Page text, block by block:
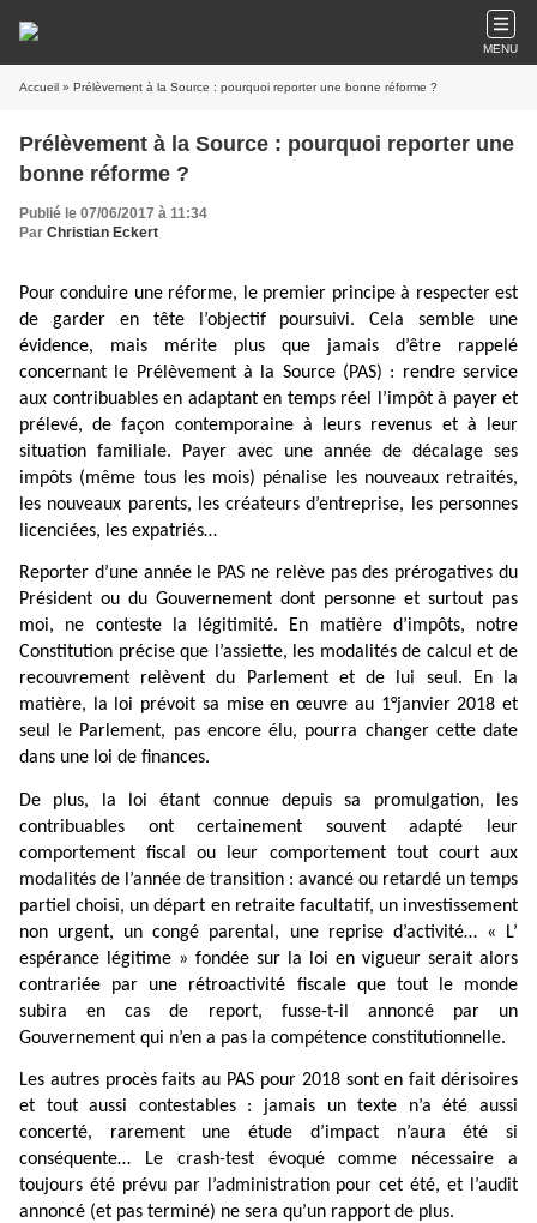
MENU
Accueil » Prélèvement à la Source : pourquoi reporter une bonne réforme ?
Prélèvement à la Source : pourquoi reporter une
bonne réforme ?
Publié le 07/06/2017 à 11:34
Par Christian Eckert
Pour conduire une réforme, le premier principe à respecter est
de garder en tête l’objectif poursuivi. Cela semble une
évidence, mais mérite plus que jamais d’être rappelé
concernant le Prélèvement à la Source (PAS) : rendre service
aux contribuables en adaptant en temps réel l’impôt à payer et
prélevé, de façon contemporaine à leurs revenus et à leur
situation familiale. Payer avec une année de décalage ses
impôts (même tous les mois) pénalise les nouveaux retraités,
les nouveaux parents, les créateurs d’entreprise, les personnes
licenciées, les expatriés…
Reporter d’une année le PAS ne relève pas des prérogatives du
Président ou du Gouvernement dont personne et surtout pas
moi, ne conteste la légitimité. En matière d’impôts, notre
Constitution précise que l’assiette, les modalités de calcul et de
recouvrement relèvent du Parlement et de lui seul. En la
matière, la loi prévoit sa mise en œuvre au 1°janvier 2018 et
seul le Parlement, pas encore élu, pourra changer cette date
dans une loi de finances.
De plus, la loi étant connue depuis sa promulgation, les
contribuables ont certainement souvent adapté leur
comportement fiscal ou leur comportement tout court aux
modalités de l’année de transition : avancé ou retardé un temps
partiel choisi, un départ en retraite facultatif, un investissement
non urgent, un congé parental, une reprise d’activité… « L’
espérance légitime » fondée sur la loi en vigueur serait alors
contrariée par une rétroactivité fiscale que tout le monde
subira en cas de report, fusse-t-il annoncé par un
Gouvernement qui n’en a pas la compétence constitutionnelle.
Les autres procès faits au PAS pour 2018 sont en fait dérisoires
et tout aussi contestables : jamais un texte n’a été aussi
concerté, rarement une étude d’impact n’aura été si
conséquente… Le crash-test évoqué comme nécessaire a
toujours été prévu par l’administration pour cet été, et l’audit
annoncé (et pas terminé) ne sera qu’un rapport de plus.